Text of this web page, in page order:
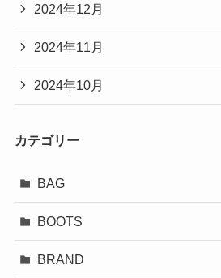
2024年12月
2024年11月
2024年10月
カテゴリー
BAG
BOOTS
BRAND